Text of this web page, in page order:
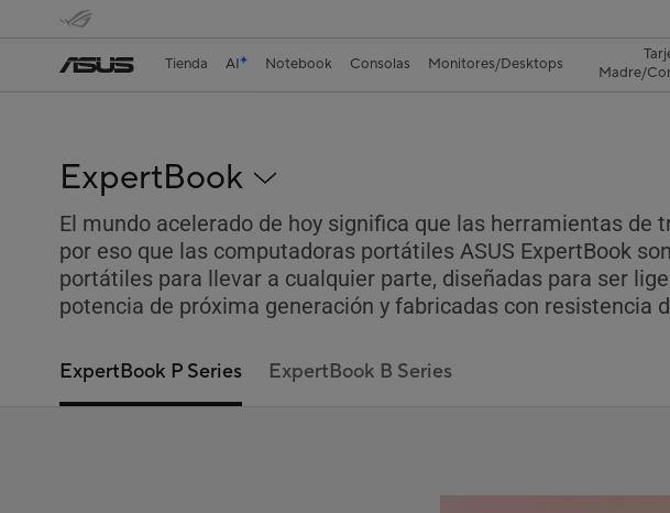
Tienda AI Notebook Consolas Monitores/Desktops
Madre/
ExpertBook
El mundo acelerado de hoy significa que las herramientas de
por eso que las computadoras portátiles ASUS ExpertBook
portátiles para llevar a cualquier parte, diseñadas para ser
potencia de próxima generación y fabricadas con resistencia
ExpertBook P Series ExpertBook B Series